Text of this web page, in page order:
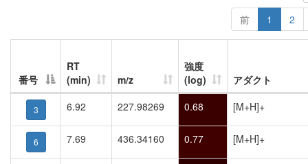
前
1 2
番号
RT
(min)
m/z
強度
(log)
アダクト
3 6.92 227.98269 0.68 [M+H]+
6 7.69 436.34160 0.77 [M+H]+